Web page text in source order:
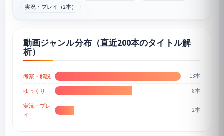
実況・プレイ（2本）
動画ジャンル分布（直近200本のタイトル解
析）
考察・解説 13本
ゆっくり 8本
実況・プレ
イ
2本